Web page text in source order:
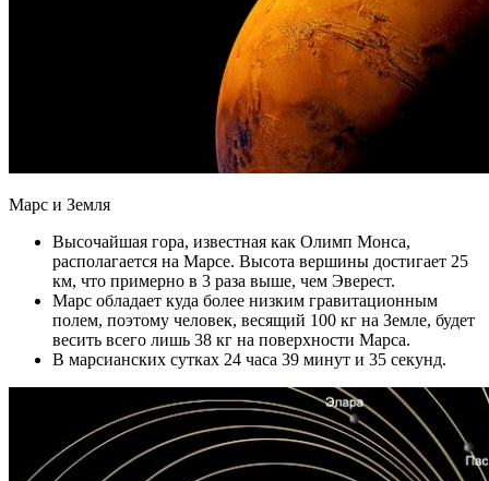
Марс и Земля
Высочайшая гора, известная как Олимп Монса,
располагается на Марсе. Высота вершины достигает 25
км, что примерно в 3 раза выше, чем Эверест.
Марс обладает куда более низким гравитационным
полем, поэтому человек, весящий 100 кг на Земле, будет
весить всего лишь 38 кг на поверхности Марса.
В марсианских сутках 24 часа 39 минут и 35 секунд.